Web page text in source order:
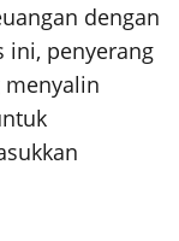
dengan
ini, penyerang